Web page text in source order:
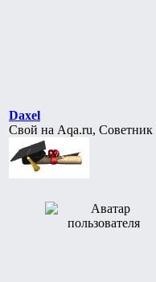
Daxel
Свой на Aqa.ru, Советник